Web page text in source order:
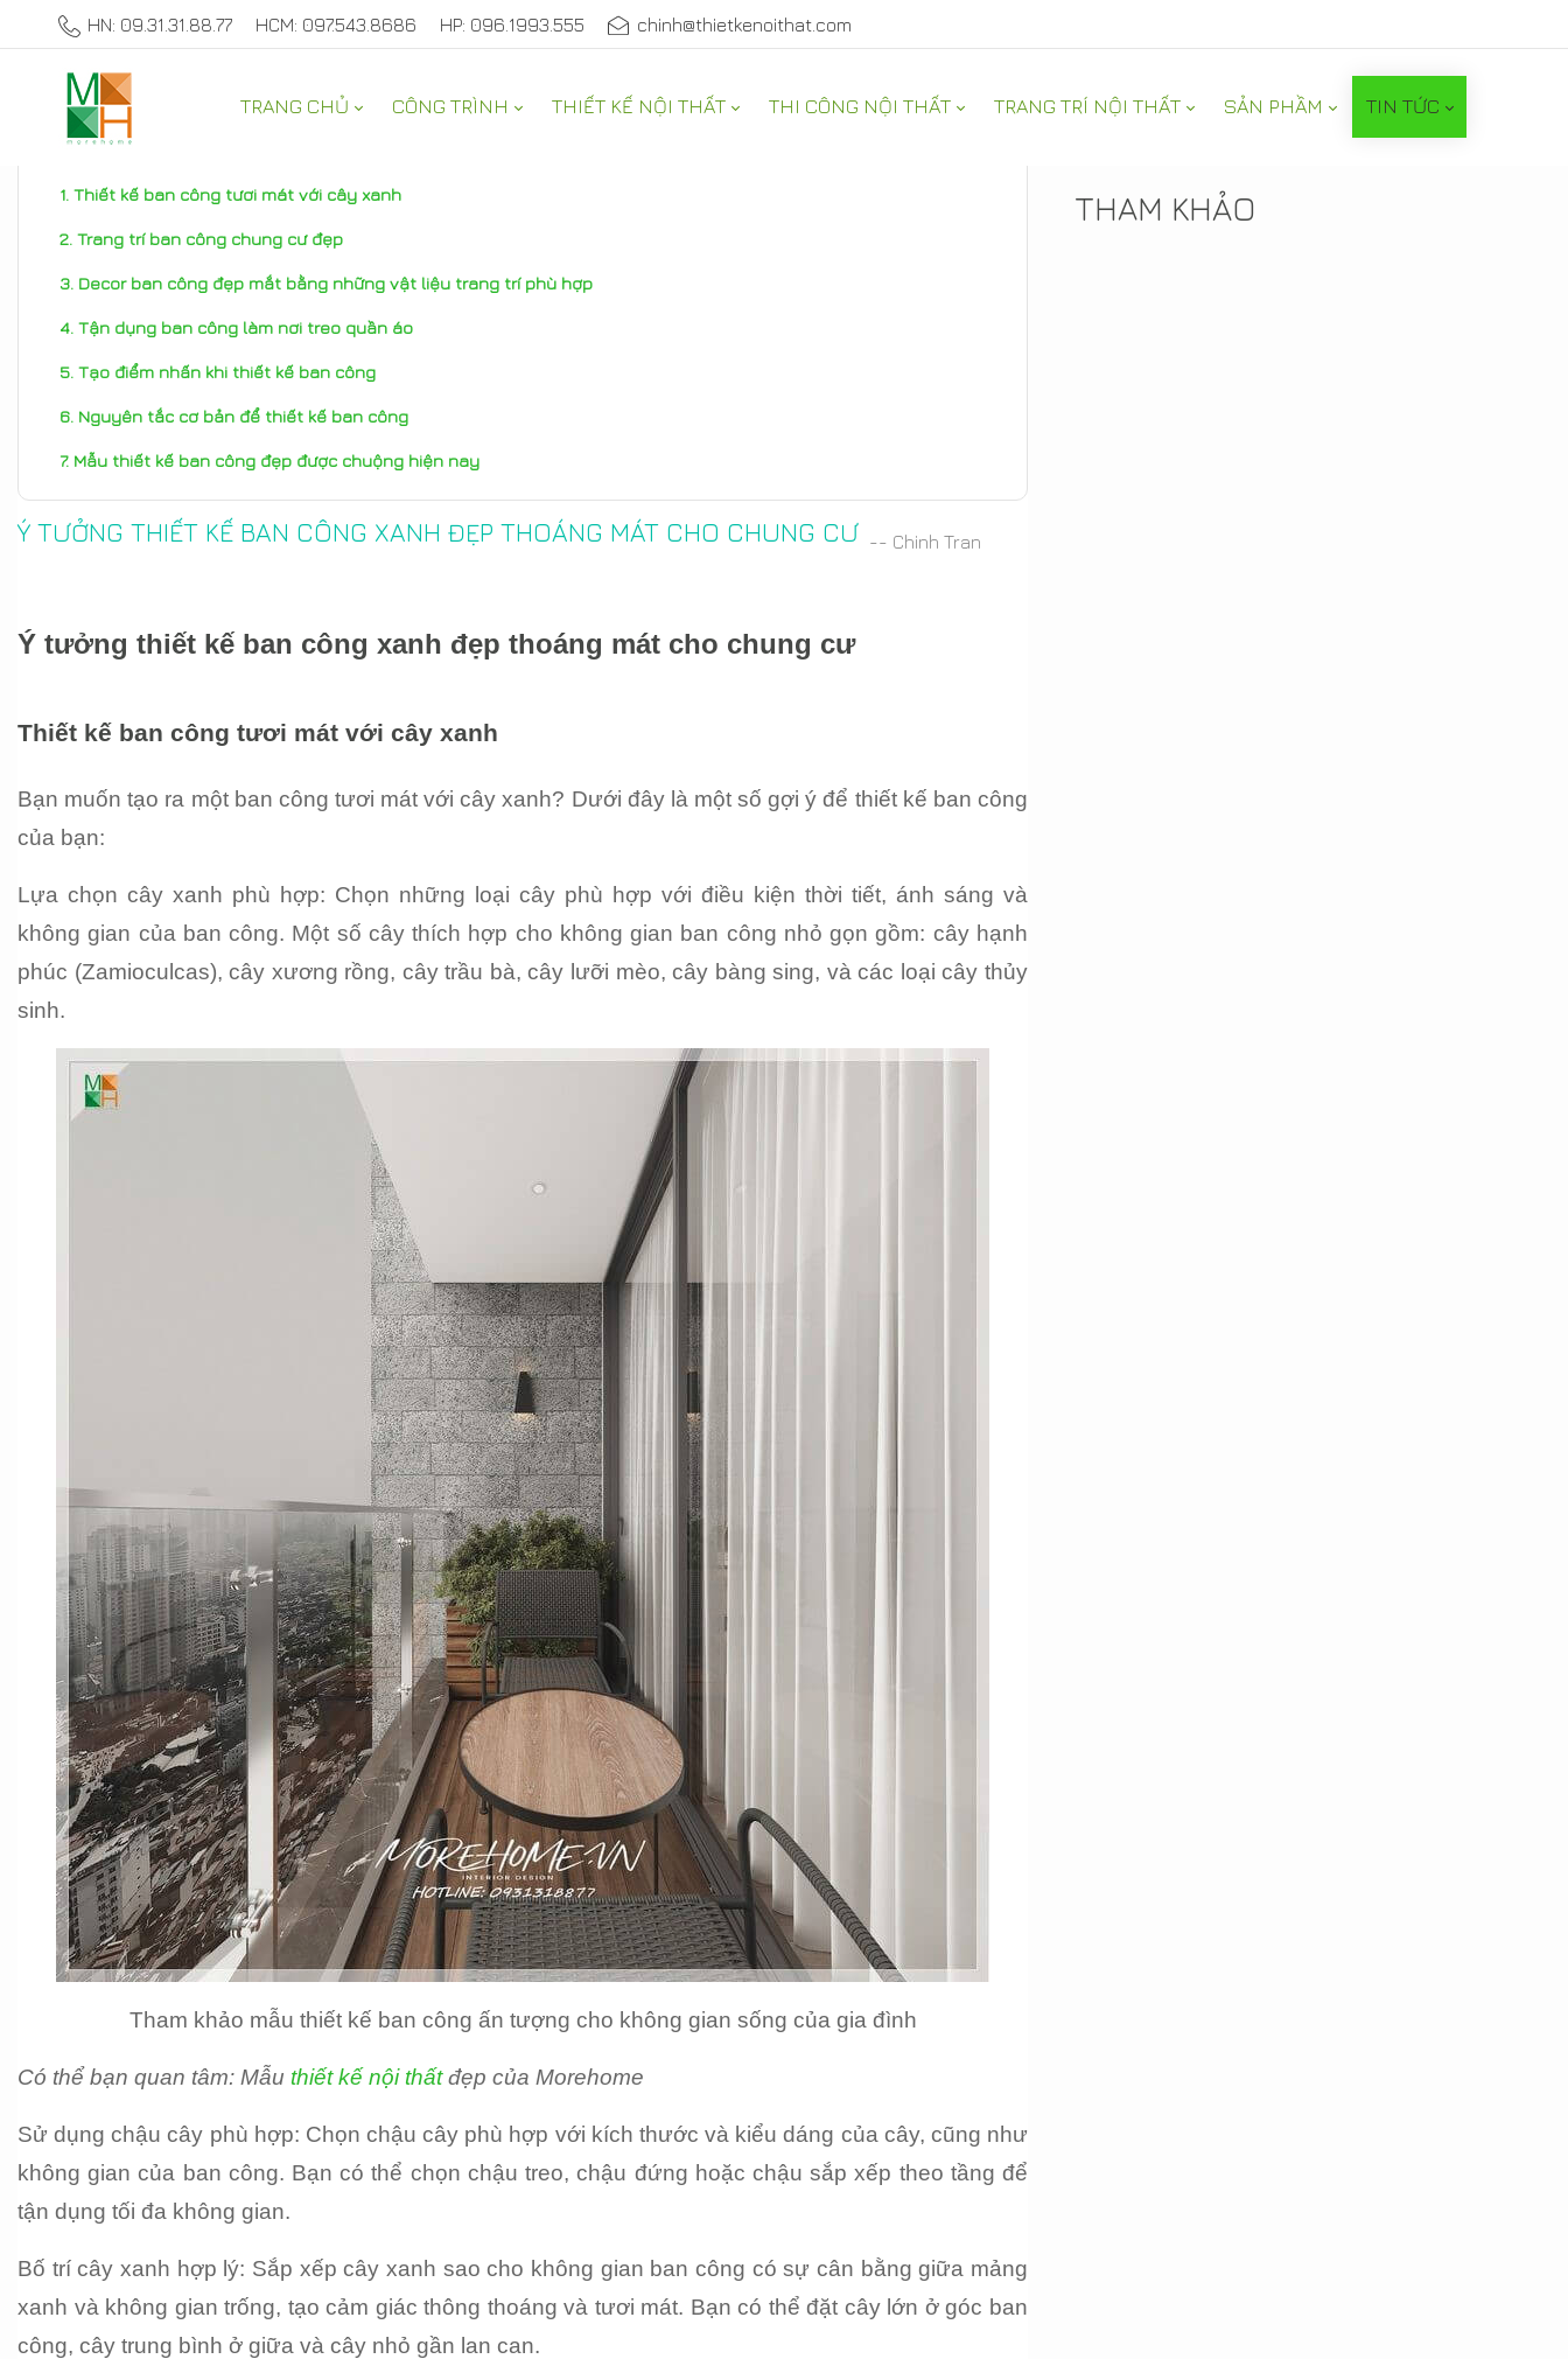
HN: 09.31.31.88.77 HCM: 097.543.8686 HP: 096.1993.555 chinh@thietkenoithat.com
TRANG CHỦ CÔNG TRÌNH THIẾT KẾ NỘI THẤT THI CÔNG NỘI THẤT TRANG TRÍ NỘI THẤT SẢN PHẦM TIN TỨC
TƯ VẤN NỘI THẤT NHÀ ĐẸP
Thiết kế ban công tươi mát với cây xanh
Trang trí ban công chung cư đẹp
Decor ban công đẹp mắt bằng những vật liệu trang trí phù hợp
Tận dụng ban công làm nơi treo quần áo
Tạo điểm nhấn khi thiết kế ban công
Nguyên tắc cơ bản để thiết kế ban công
Mẫu thiết kế ban công đẹp được chuộng hiện nay
Ý TƯỞNG THIẾT KẾ BAN CÔNG XANH ĐẸP THOÁNG MÁT CHO CHUNG CƯ -- Chinh Tran
Ý tưởng thiết kế ban công xanh đẹp thoáng mát cho chung cư
Thiết kế ban công tươi mát với cây xanh
Bạn muốn tạo ra một ban công tươi mát với cây xanh? Dưới đây là một số gợi ý để thiết kế ban công
của bạn:
Lựa chọn cây xanh phù hợp: Chọn những loại cây phù hợp với điều kiện thời tiết, ánh sáng và
không gian của ban công. Một số cây thích hợp cho không gian ban công nhỏ gọn gồm: cây hạnh
phúc (Zamioculcas), cây xương rồng, cây trầu bà, cây lưỡi mèo, cây bàng sing, và các loại cây thủy
sinh.
Tham khảo mẫu thiết kế ban công ấn tượng cho không gian sống của gia đình
Có thể bạn quan tâm: Mẫu thiết kế nội thất đẹp của Morehome
Sử dụng chậu cây phù hợp: Chọn chậu cây phù hợp với kích thước và kiểu dáng của cây, cũng như
không gian của ban công. Bạn có thể chọn chậu treo, chậu đứng hoặc chậu sắp xếp theo tầng để
tận dụng tối đa không gian.
Bố trí cây xanh hợp lý: Sắp xếp cây xanh sao cho không gian ban công có sự cân bằng giữa mảng
xanh và không gian trống, tạo cảm giác thông thoáng và tươi mát. Bạn có thể đặt cây lớn ở góc ban
công, cây trung bình ở giữa và cây nhỏ gần lan can.
TIN NỔI BẬT
THAM KHẢO